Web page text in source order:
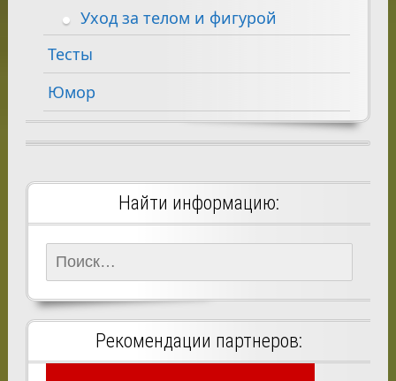
Уход за телом и фигурой
Тесты
Юмор
Найти информацию:
Найти:
Рекомендации партнеров: